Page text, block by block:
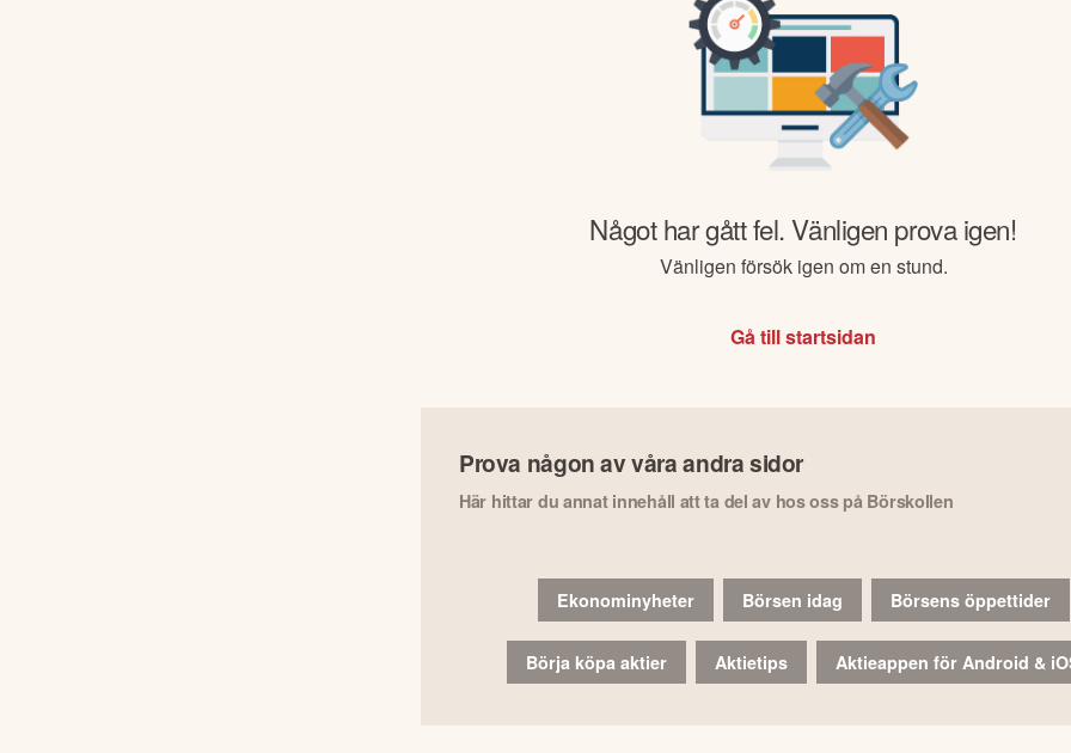
Något har gått fel. Vänligen prova igen!
Vänligen försök igen om en stund.
Gå till startsidan
Prova någon av våra andra sidor
Här hittar du annat innehåll att ta del av hos oss på Börskollen
Ekonominyheter Börsen idag Börsens öppettider
Börja köpa aktier Aktietips Aktieappen för Android &